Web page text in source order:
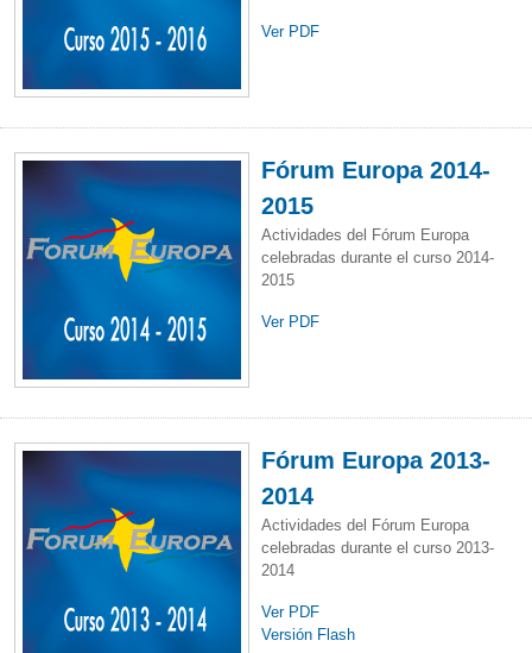
Ver PDF
Fórum Europa 2014-
2015
Actividades del Fórum Europa
celebradas durante el curso 2014-
2015
Ver PDF
Fórum Europa 2013-
2014
Actividades del Fórum Europa
celebradas durante el curso 2013-
2014
Ver PDF
Versión Flash